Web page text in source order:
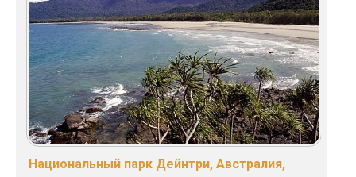
Национальный парк Дейнтри, Австралия,